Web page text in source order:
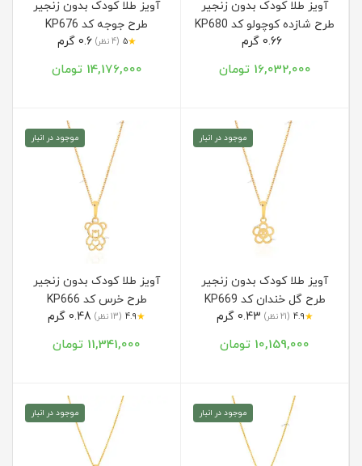
آویز طلا کودک بدون زنجیر
طرح شازده کوچولو کد KP680
16,032,000 تومان
آویز طلا کودک بدون زنجیر
طرح جوجه کد KP676
★
5 (4 نظر) 0.6 گرم
14,176,000 تومان
موجود در انبار
آویز طلا کودک بدون زنجیر
طرح گل خندان کد KP669
★
4.9 (21 نظر)
10,159,000 تومان
موجود در انبار
آویز طلا کودک بدون زنجیر
طرح خرس کد KP666
★
4.9 (13 نظر)
11,341,000 تومان
موجود در انبار موجود در انبار